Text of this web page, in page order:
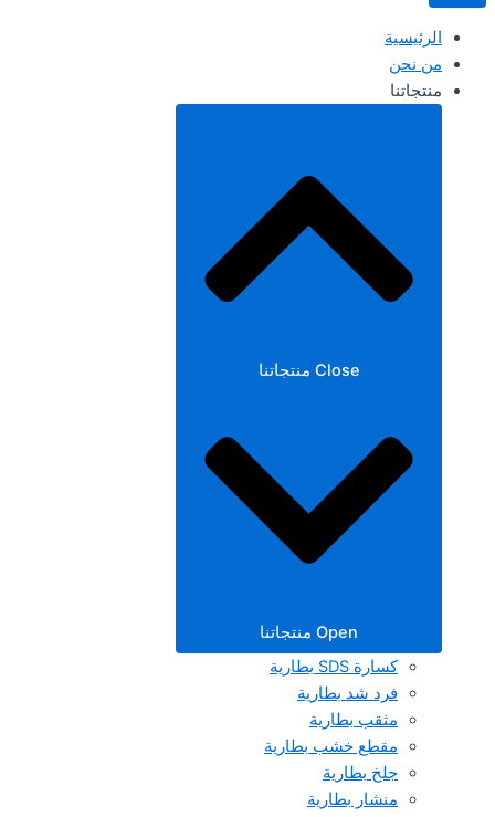
الرئيسية
من نحن
منتجاتنا
Close منتجاتنا
Open منتجاتنا
كسارة SDS بطارية
فرد شد بطارية
مثقب بطارية
مقطع خشب بطارية
جلخ بطارية
منشار بطارية